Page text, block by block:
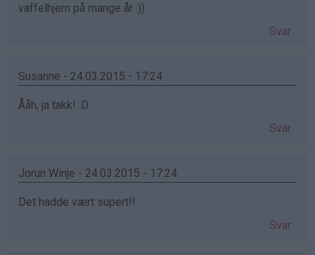
vaffelhjern på mange år :))
Svar
Susanne - 24.03.2015 - 17:24
Ååh, ja takk! :D
Svar
Jorun Winje - 24.03.2015 - 17:24
Det hadde vært supert!!
Svar